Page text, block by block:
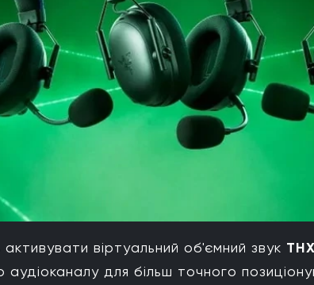
віртуальний об'ємний звук
аудіоканалу для більш точного